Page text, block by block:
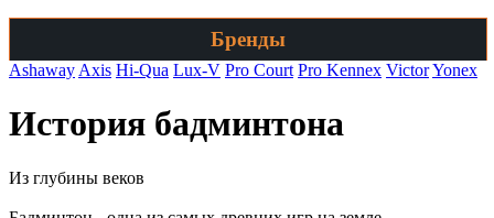
Бренды
Ashaway Axis Hi-Qua Lux-V Pro Court Pro Kennex VictorYonex
История бадминтона
Из глубины веков